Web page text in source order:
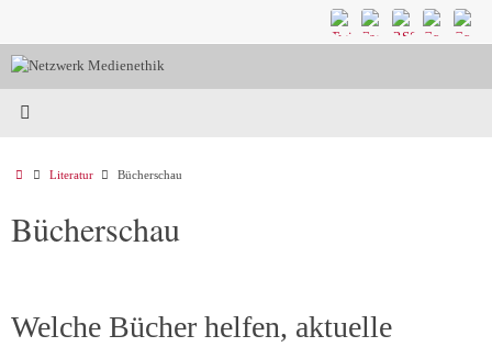
springen
StartLiteratur Bücherschau
Bücherschau
Welche Bücher helfen, aktuelle